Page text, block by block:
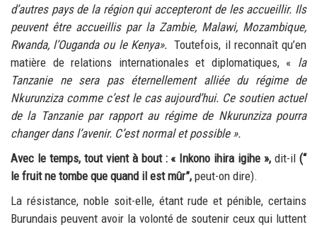
d’autres pays de la région qui accepteront de les accueillir. Ils
peuvent être accueillis par la Zambie, Malawi, Mozambique,
Rwanda, l’Ouganda ou le Kenya». Toutefois, il reconnaît qu’en
matière de relations internationales et diplomatiques, « la
Tanzanie ne sera pas éternellement alliée du régime de
Nkurunziza comme c’est le cas aujourd’hui. Ce soutien actuel
de la Tanzanie par rapport au régime de Nkurunziza pourra
changer dans l’avenir. C’est normal et possible ».
Avec le temps, tout vient à bout: « Inkono ihira igihe »,dit-il(“
le fruit ne tombe que quand il est mûr”, peut-on dire).
La résistance, noble soit-elle, étant rude et pénible, certains
Burundais peuvent avoir la volonté de soutenir ceux qui luttent